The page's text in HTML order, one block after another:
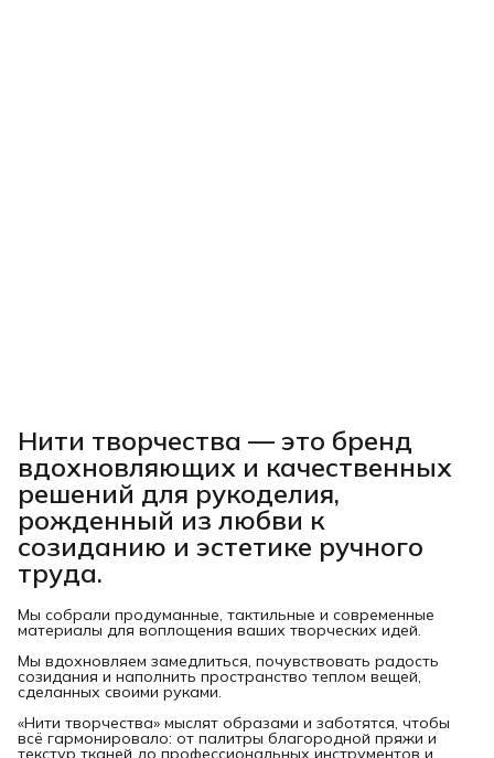
Нити творчества — это бренд
вдохновляющих и качественных
решений для рукоделия,
рожденный из любви к
созиданию и эстетике ручного
труда.
Мы собрали продуманные, тактильные и современные
материалы для воплощения ваших творческих идей.
Мы вдохновляем замедлиться, почувствовать радость
созидания и наполнить пространство теплом вещей,
сделанных своими руками.
«Нити творчества» мыслят образами и заботятся, чтобы
всё гармонировало: от палитры благородной пряжи и